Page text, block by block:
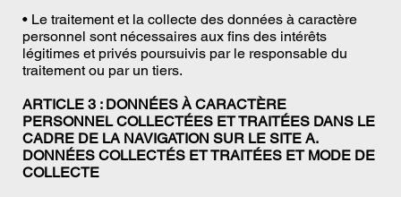
• Le traitement et la collecte des données à caractère
personnel sont nécessaires aux fins des intérêts
légitimes et privés poursuivis par le responsable du
traitement ou par un tiers.
ARTICLE 3 : DONNÉES À CARACTÈRE
PERSONNEL COLLECTÉES ET TRAITÉES DANS LE
CADRE DE LA NAVIGATION SUR LE SITE A.
DONNÉES COLLECTÉS ET TRAITÉES ET MODE DE
COLLECTE